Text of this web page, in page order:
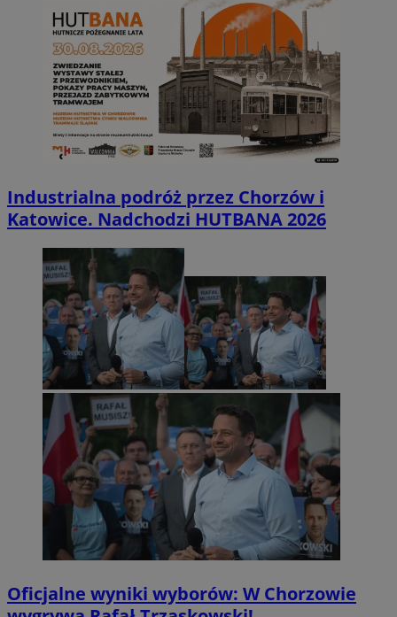
Industrialna podróż przez Chorzów i
Katowice. Nadchodzi HUTBANA 2026
Oficjalne wyniki wyborów: W Chorzowie